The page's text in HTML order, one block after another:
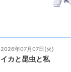
2026年07月07日(火)
イカと昆虫と私